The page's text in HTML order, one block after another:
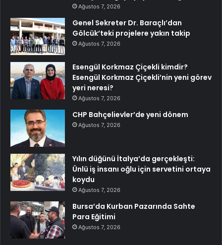
Ağustos 7, 2026
Genel Sekreter Dr. Baraçlı’dan
Gölcük’teki projelere yakın takip
Ağustos 7, 2026
Esengül Korkmaz Çiçekli kimdir?
Esengül Korkmaz Çiçekli’nin yeni görev
yeri neresi?
Ağustos 7, 2026
CHP Bahçelievler’de yeni dönem
Ağustos 7, 2026
Yılın düğünü İtalya’da gerçekleşti:
Ünlü iş insanı oğlu için servetini ortaya
koydu
Ağustos 7, 2026
Bursa’da Kurban Pazarında Sahte
Para Eğitimi
Ağustos 7, 2026